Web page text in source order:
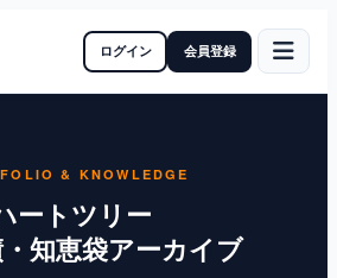
ログイン 会員登録
& KNOWLEDGE
ートツリー
知恵袋アーカイブ